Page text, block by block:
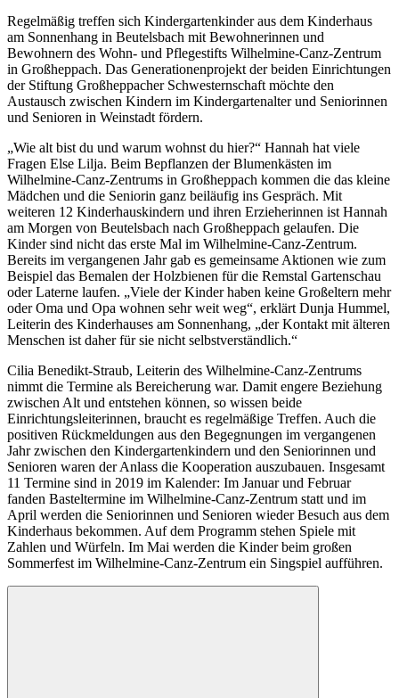
Regelmäßig treffen sich Kindergartenkinder aus dem Kinderhaus
am Sonnenhang in Beutelsbach mit Bewohnerinnen und
Bewohnern des Wohn- und Pflegestifts Wilhelmine-Canz-Zentrum
in Großheppach. Das Generationenprojekt der beiden Einrichtungen
der Stiftung Großheppacher Schwesternschaft möchte den
Austausch zwischen Kindern im Kindergartenalter und Seniorinnen
und Senioren in Weinstadt fördern.
„Wie alt bist du und warum wohnst du hier?“ Hannah hat viele
Fragen Else Lilja. Beim Bepflanzen der Blumenkästen im
Wilhelmine-Canz-Zentrums in Großheppach kommen die das kleine
Mädchen und die Seniorin ganz beiläufig ins Gespräch. Mit
weiteren 12 Kinderhauskindern und ihren Erzieherinnen ist Hannah
am Morgen von Beutelsbach nach Großheppach gelaufen. Die
Kinder sind nicht das erste Mal im Wilhelmine-Canz-Zentrum.
Bereits im vergangenen Jahr gab es gemeinsame Aktionen wie zum
Beispiel das Bemalen der Holzbienen für die Remstal Gartenschau
oder Laterne laufen. „Viele der Kinder haben keine Großeltern mehr
oder Oma und Opa wohnen sehr weit weg“, erklärt Dunja Hummel,
Leiterin des Kinderhauses am Sonnenhang, „der Kontakt mit älteren
Menschen ist daher für sie nicht selbstverständlich.“
Cilia Benedikt-Straub, Leiterin des Wilhelmine-Canz-Zentrums
nimmt die Termine als Bereicherung war. Damit engere Beziehung
zwischen Alt und entstehen können, so wissen beide
Einrichtungsleiterinnen, braucht es regelmäßige Treffen. Auch die
positiven Rückmeldungen aus den Begegnungen im vergangenen
Jahr zwischen den Kindergartenkindern und den Seniorinnen und
Senioren waren der Anlass die Kooperation auszubauen. Insgesamt
11 Termine sind in 2019 im Kalender: Im Januar und Februar
fanden Basteltermine im Wilhelmine-Canz-Zentrum statt und im
April werden die Seniorinnen und Senioren wieder Besuch aus dem
Kinderhaus bekommen. Auf dem Programm stehen Spiele mit
Zahlen und Würfeln. Im Mai werden die Kinder beim großen
Sommerfest im Wilhelmine-Canz-Zentrum ein Singspiel aufführen.